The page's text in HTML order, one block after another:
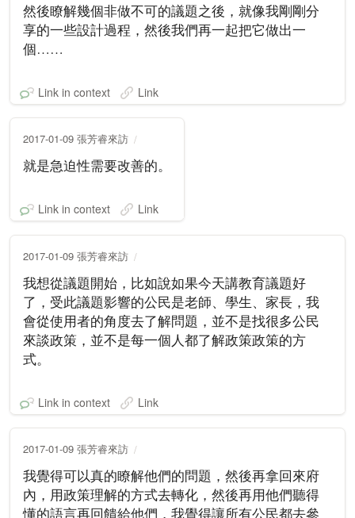
然後瞭解幾個非做不可的議題之後，就像我剛剛分
享的一些設計過程，然後我們再一起把它做出一
個……
Link in context Link
2017-01-09 張芳睿來訪
就是急迫性需要改善的。
Link in context Link
2017-01-09 張芳睿來訪
我想從議題開始，比如說如果今天講教育議題好
了，受此議題影響的公民是老師、學生、家長，我
會從使用者的角度去了解問題，並不是找很多公民
來談政策，並不是每一個人都了解政策政策的方
式。
Link in context Link
2017-01-09 張芳睿來訪
我覺得可以真的瞭解他們的問題，然後再拿回來府
內，用政策理解的方式去轉化，然後再用他們聽得
懂的語言再回饋給他們，我覺得讓所有公民都去參